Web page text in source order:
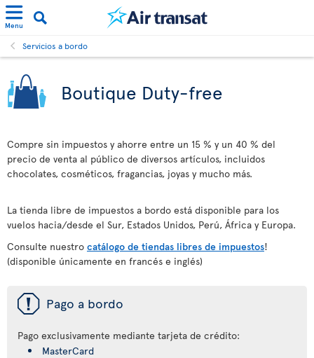
Menu
Servicios a bordo
Boutique Duty-free
Compre sin impuestos y ahorre entre un 15 % y un 40 % del
precio de venta al público de diversos artículos, incluidos
chocolates, cosméticos, fragancias, joyas y mucho más.
La tienda libre de impuestos a bordo está disponible para los
vuelos hacia/desde el Sur, Estados Unidos, Perú, África y Europa.
Consulte nuestro catálogo de tiendas libres de impuestos!
(disponible únicamente en francés e inglés)
ü Pago a bordo
Pago exclusivamente mediante tarjeta de crédito:
MasterCard